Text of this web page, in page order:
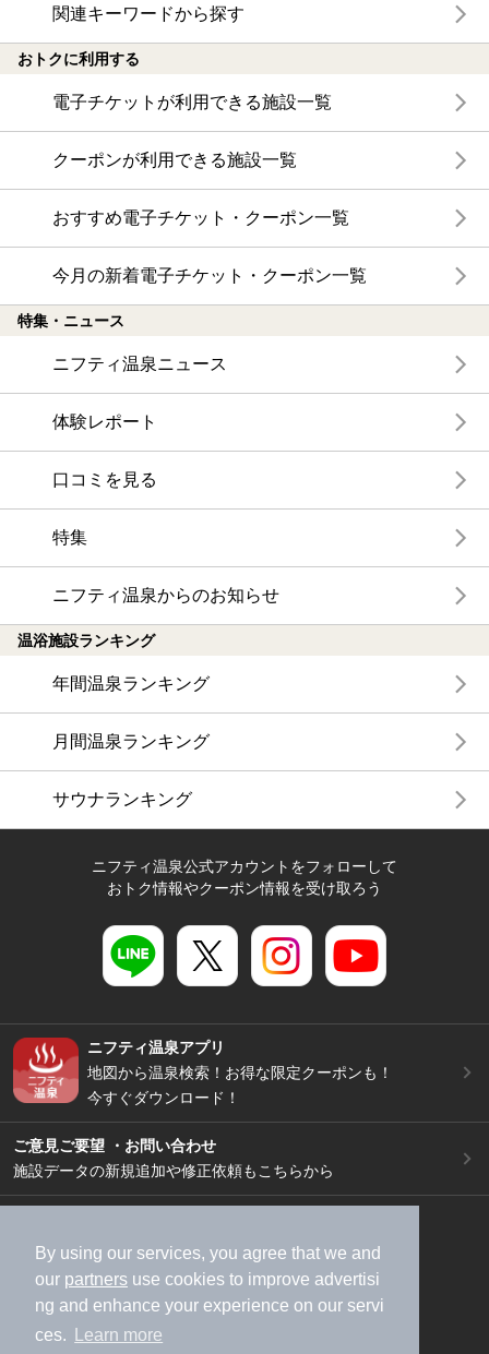
By using our services, you agree that we and
our partners use cookies to improve advertisi
ng and enhance your experience on our servi
ces.
Learn more
関連キーワードから探す
おトクに利用する
電子チケットが利用できる施設一覧
クーポンが利用できる施設一覧
おすすめ電子チケット・クーポン一覧
今月の新着電子チケット・クーポン一覧
特集・ニュース
ニフティ温泉ニュース
体験レポート
口コミを見る
特集
ニフティ温泉からのお知らせ
温浴施設ランキング
年間温泉ランキング
月間温泉ランキング
サウナランキング
ニフティ温泉公式アカウントをフォローして
おトク情報やクーポン情報を受け取ろう
ニフティ温泉アプリ
地図から温泉検索！お得な限定クーポンも！
今すぐダウンロード！
ご意見ご要望 ・お問い合わせ
施設データの新規追加や修正依頼もこちらから
加盟店募集（資料請求）
広告出稿のご案内
利用規約
ライフスタイルMEMBERS+規約
特定商取引法に基づく表記
ヘルプ
採用情報
運営会社